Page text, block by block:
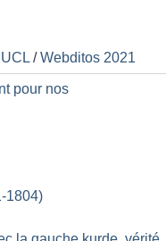
/Webditos 2021
pour nos
1804)